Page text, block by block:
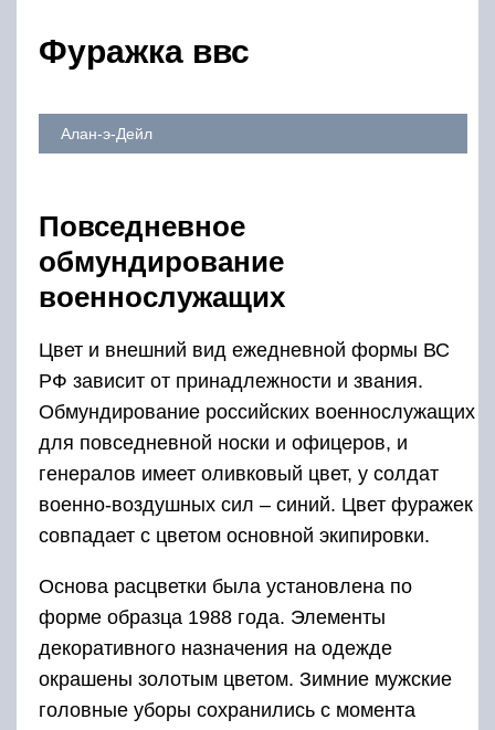
Фуражка ввс
Алан-э-Дейл
Повседневное
обмундирование
военнослужащих
Цвет и внешний вид ежедневной формы ВС
РФ зависит от принадлежности и звания.
Обмундирование российских военнослужащих
для повседневной носки и офицеров, и
генералов имеет оливковый цвет, у солдат
военно-воздушных сил – синий. Цвет фуражек
совпадает с цветом основной экипировки.
Основа расцветки была установлена по
форме образца 1988 года. Элементы
декоративного назначения на одежде
окрашены золотым цветом. Зимние мужские
головные уборы сохранились с момента